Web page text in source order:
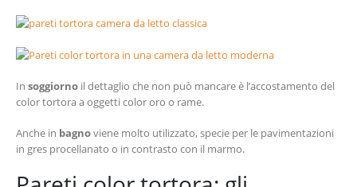
In soggiorno il dettaglio che non può mancare è l’accostamento del
color tortora a oggetti color oro o rame.
Anche in bagnoviene molto utilizzato, specie per le pavimentazioni
in gres procellanato o in contrasto con il marmo.